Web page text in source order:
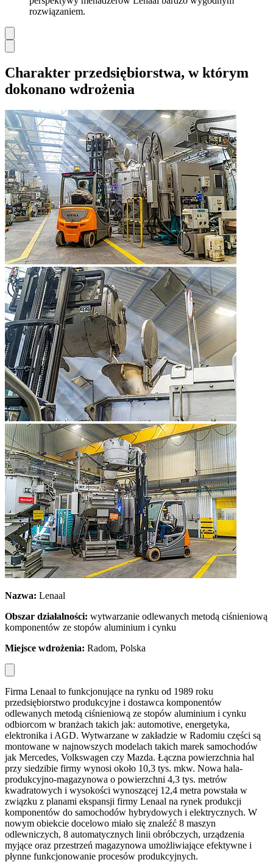
rozwiązaniem.
Charakter przedsiębiorstwa, w którym
dokonano wdrożenia
Nazwa: Lenaal
Obszar działalności: wytwarzanie odlewanych metodą ciśnieniową
komponentów ze stopów aluminium i cynku
Miejsce wdrożenia: Radom, Polska
Firma Lenaal to funkcjonujące na rynku od 1989 roku
przedsiębiorstwo produkcyjne i dostawca komponentów
odlewanych metodą ciśnieniową ze stopów aluminium i cynku
odbiorcom w branżach takich jak: automotive, energetyka,
elektronika i AGD. Wytwarzane w zakładzie w Radomiu części są
montowane w najnowszych modelach takich marek samochodów
jak Mercedes, Volkswagen czy Mazda. Łączna powierzchnia hal
przy siedzibie firmy wynosi około 10,3 tys. mkw. Nowa hala-
produkcyjno-magazynowa o powierzchni 4,3 tys. metrów
kwadratowych i wysokości wynoszącej 12,4 metra powstała w
związku z planami ekspansji firmy Lenaal na rynek produkcji
komponentów do samochodów hybrydowych i elektrycznych. W
nowym obiekcie docelowo miało się znaleźć 8 maszyn
odlewniczych, 8 automatycznych linii obróbczych, urządzenia
myjące oraz przestrzeń magazynowa umożliwiające efektywne i
płynne funkcjonowanie procesów produkcyjnych.